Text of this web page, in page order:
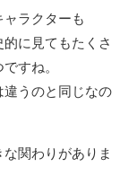
ラクターも
に見てもたくさ
すね。
うのと同じなの
関わりがありま